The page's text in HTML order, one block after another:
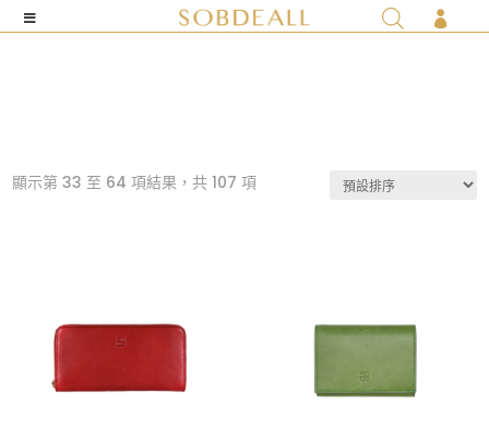

顯示第 33 至 64 項結果，共 107 項